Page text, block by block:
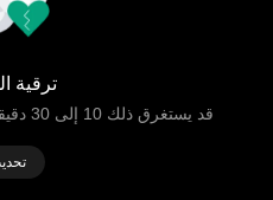
ترقية
قد يستغرق ذلك 10 إلى 30 دقيقة. نشكرك على سعة صدرك.